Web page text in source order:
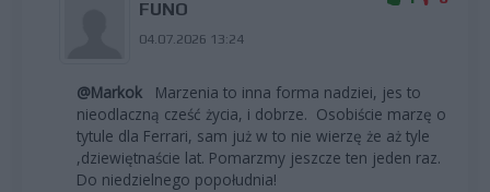
FUNO
04.07.2026 13:24
@Markok Marzenia to inna forma nadziei, jes to
nieodlaczną cześć życia, i dobrze. Osobiście marzę o
tytule dla Ferrari, sam już w to nie wierzę że aż tyle
,dziewiętnaście lat. Pomarzmy jeszcze ten jeden raz.
Do niedzielnego popołudnia!